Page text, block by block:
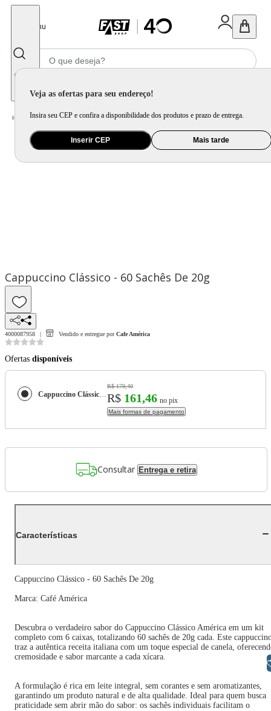
Menu
Veja as ofertas para seu endereço!
Insira seu CEP e confira a disponibilidade dos produtos e prazo de entrega.
Inserir CEP Mais tarde
Home Mercado / Bebida Bebida Não Alcoolica
Cappuccino Clássico - 60 Sachês De 20g
4000087958 Vendido e entregue por Cafe América
Ofertas disponíveis
Cappuccino Clássico - 60 Sachês De 20g
R$ 179,40
R$ 161,46 no pix
Mais formas de pagamento
Consultar Entrega e retira
Características
Cappuccino Clássico - 60 Sachês De 20g
Marca: Café América
Descubra o verdadeiro sabor do Cappuccino Clássico América em um kit
completo com 6 caixas, totalizando 60 sachês de 20g cada. Este
traz a autêntica receita italiana com um toque especial de canela,
cremosidade e sabor marcante a cada xícara.
A formulação é rica em leite integral, sem corantes e sem aromatizantes,
garantindo um produto natural e de alta qualidade. Ideal para quem busca
praticidade sem abrir mão do sabor: os sachês individuais facilitam o